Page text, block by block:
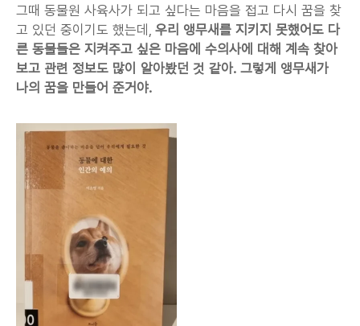
그때 동물원 사육사가 되고 싶다는 마음을 접고 다시 꿈을 찾
고 있던 중이기도 했는데, 우리 앵무새를 지키지 못했어도 다
른 동물들은 지켜주고 싶은 마음에 수의사에 대해 계속 찾아
보고 관련 정보도 많이 알아봤던 것 같아. 그렇게 앵무새가
나의 꿈을 만들어 준거야.